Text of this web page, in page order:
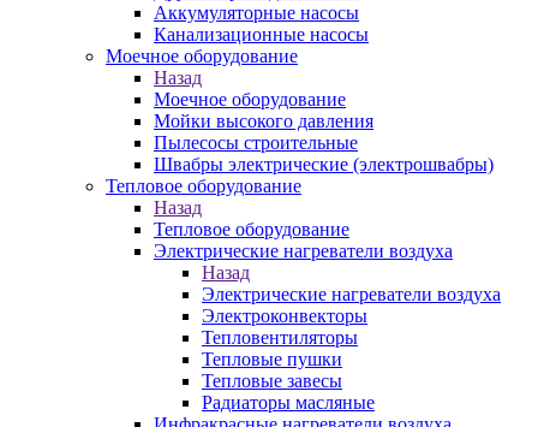
Аккумуляторные насосы
Канализационные насосы
Моечное оборудование
Назад
Моечное оборудование
Мойки высокого давления
Пылесосы строительные
Швабры электрические (электрошвабры)
Тепловое оборудование
Назад
Тепловое оборудование
Электрические нагреватели воздуха
Назад
Электрические нагреватели воздуха
Электроконвекторы
Тепловентиляторы
Тепловые пушки
Тепловые завесы
Радиаторы масляные